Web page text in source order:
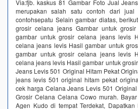
Via:fjb. kaskus 81 Gambar Foto Jual
merupakan salah satu contoh dari
contohsepatu Selain gambar diatas,
grosir celana jeans Gambar untuk
gambar untuk grosir celana jeans levis
celana jeans levis Hasil gambar untuk
gambar untuk grosir celana jeans levis
celana jeans levis Hasil gambar untuk
Jeans Levis 501 Original Hitam Pekat
jeans levis 501 original hitam pekat
cek harga Celana Jeans Levis 501
Grosir Celana Celana Cowo murah.
Agen Kudo di tempat Terdekat,